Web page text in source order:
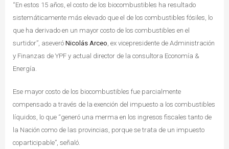
“En estos 15 años, el costo de los biocombustibles ha resultado
sistemáticamente más elevado que el de los combustibles fósiles, lo
que ha derivado en un mayor costo de los combustibles en el
surtidor”, aseveró Nicolás Arceo , ex vicepresidente de Administración
y Finanzas de YPF y actual director de la consultora Economía &
Energía.
Ese mayor costo de los biocombustibles fue parcialmente
compensado a través de la exención del impuesto a los combustibles
líquidos, lo que “generó una merma en los ingresos fiscales tanto de
la Nación como de las provincias, porque se trata de un impuesto
coparticipable”, señaló.